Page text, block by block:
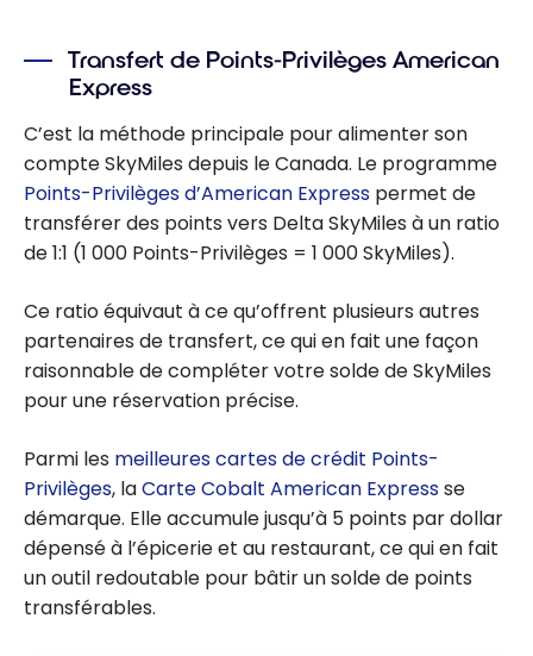
Transfert de Points-Privilèges American
Express
C’est la méthode principale pour alimenter son
compte SkyMiles depuis le Canada. Le programme
Points-Privilèges d’American Express permet de
transférer des points vers Delta SkyMiles à un ratio
de 1:1 (1 000 Points-Privilèges = 1 000 SkyMiles).
Ce ratio équivaut à ce qu’offrent plusieurs autres
partenaires de transfert, ce qui en fait une façon
raisonnable de compléter votre solde de SkyMiles
pour une réservation précise.
Parmi les meilleures cartes de crédit Points-
Privilèges, laCarte Cobalt American Expressse
démarque. Elle accumule jusqu’à 5 points par dollar
dépensé à l’épicerie et au restaurant, ce qui en fait
un outil redoutable pour bâtir un solde de points
transférables.